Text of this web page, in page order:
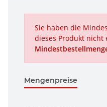
Sie haben die
dieses Produkt nicht
Mengenpreise